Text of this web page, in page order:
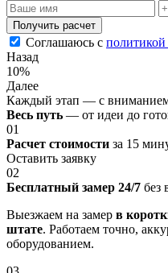
Получить расчет
Соглашаюсь с
Назад
10%
Далее
Каждый этап — с
Весь путь — от идеи до
01
Расчет стоимости за 15
Оставить заявку
02
Бесплатный замер 24/7 без
Выезжаем на замер в
штате. Работаем точно,
оборудованием.